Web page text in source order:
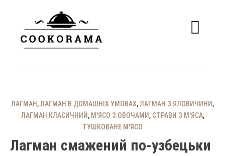
content
ЛАГМАН ,ЛАГМАН В ДОМАШНІХ УМОВАХ,ЛАГМАН З ЯЛОВИЧИНИ ,
ЛАГМАН КЛАСИЧНИЙ , М'ЯСО З ОВОЧАМИ , СТРАВИ З М'ЯСА,
ТУШКОВАНЕ М'ЯСО
Лагман смажений по-узбецьки